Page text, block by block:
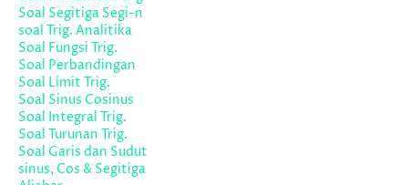
Soal Segitiga Segi-n
soal Trig. Analitika
Soal Fungsi Trig.
Soal Perbandingan
Soal Limit Trig.
Soal Sinus Cosinus
Soal Integral Trig.
Soal Turunan Trig.
Soal Garis dan Sudut
sinus, Cos & Segitiga